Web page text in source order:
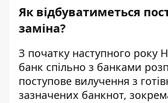
Як відбуватиметься
заміна?
З початку наступного року
банк спільно з банками
поступове вилучення з
зазначених банкнот,